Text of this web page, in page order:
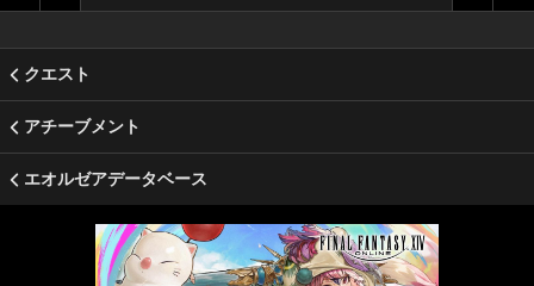
クエスト
アチーブメント
エオルゼアデータベース